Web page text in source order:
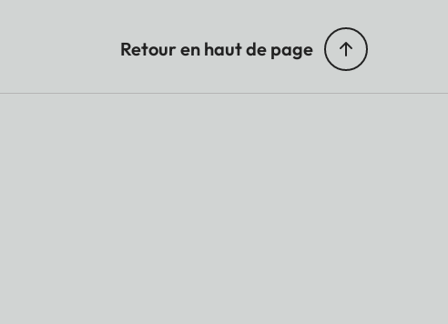
Retour en haut de page